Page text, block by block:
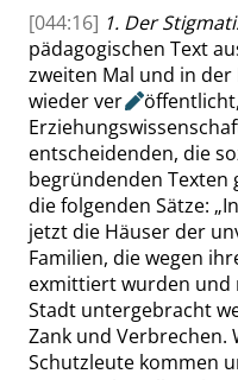
[044:16] 1. Der
pädagogischen Text
zweiten Mal und in
wieder ver
entscheidenden, die
begründenden Texten
die folgenden Sätze: „
jetzt die Häuser der
Familien, die wegen
exmittiert wurden und
Stadt untergebracht
Zank und Verbrechen.
Schutzleute kommen